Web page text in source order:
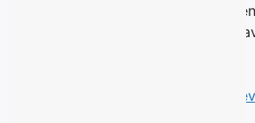
Les succursales de Ville Saint-
Pins rouvrent après d'importants